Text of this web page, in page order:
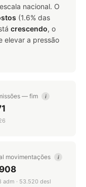
nacional. O
(1.6% das
crescendo, o
elevar a pressão
— fim i
movimentações i
adm · 53.520 desl